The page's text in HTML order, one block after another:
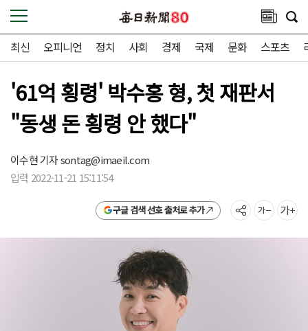
최신 오피니언 정치 사회 경제 국제 문화 스포츠
'61억 횡령' 박수홍 형, 첫 재판서
"동생 돈 횡령 안 했다"
이수현 기자sontag@imaeil.com
입력 2022-11-21 15:11:54
구글 검색 선호 출처로 추가